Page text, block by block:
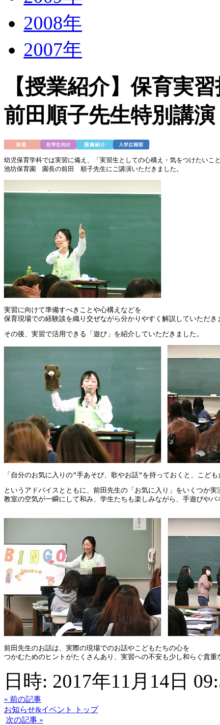
2008年
2007年
【授業紹介】保育
前田順子先生特別講
幼児保育学科では実習に備え、「実習生としての心構え・気をつけたいこ
池坊保育園　園長の前田　順子先生にご講演いただきました。
実習に向けて準備すべきことや心構えなどを
保育現場での経験談を織り交ぜながら分かりやすく解説していただき
その後、実習で活用できる「遊び」を紹介していただきました。
「自分のお気に入りの"手あそび、歌やお話"を持っておくと、
こど
というアドバイスとともに、前田先生の「お気に入り」をいくつか
教室の空気が一瞬にして和み、学生たちも楽しみながら、手遊びや
前田先生のお話は、実際の現場でのお話やこどもたちの心を
つかむためのヒントがたくさんあり、実習への不安も少し和らぐ貴重
日時: 2017年11月14日
« 前の記事
お知らせ&イベント トップ
次の記事 »